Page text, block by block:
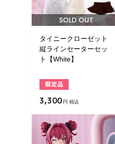
SOLD OUT
タイニークローゼット
縦ラインセーターセッ
ト【White】
3,300 円 税込